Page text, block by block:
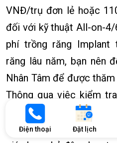
Điện thoại Đặt lịch
VNĐ/trụ đơn lẻ hoặc
đối với kỹ thuật All-on-
phí trồng răng Implant
răng lâu năm, bạn nên
Nhân Tâm để được
Thông qua việc kiểm
và sức khỏe răng
hoạch điều trị phù hợp